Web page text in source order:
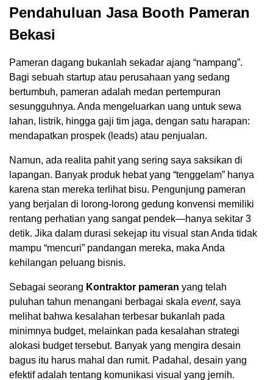
Pendahuluan Jasa Booth Pameran
Bekasi
Pameran dagang bukanlah sekadar ajang “nampang”.
Bagi sebuah startup atau perusahaan yang sedang
bertumbuh, pameran adalah medan pertempuran
sesungguhnya. Anda mengeluarkan uang untuk sewa
lahan, listrik, hingga gaji tim jaga, dengan satu harapan:
mendapatkan prospek (leads) atau penjualan.
Namun, ada realita pahit yang sering saya saksikan di
lapangan. Banyak produk hebat yang “tenggelam” hanya
karena stan mereka terlihat bisu. Pengunjung pameran
yang berjalan di lorong-lorong gedung konvensi memiliki
rentang perhatian yang sangat pendek—hanya sekitar 3
detik. Jika dalam durasi sekejap itu visual stan Anda tidak
mampu “mencuri” pandangan mereka, maka Anda
kehilangan peluang bisnis.
Sebagai seorang Kontraktor pameran yang telah
puluhan tahun menangani berbagai skala event, saya
melihat bahwa kesalahan terbesar bukanlah pada
minimnya budget, melainkan pada kesalahan strategi
alokasi budget tersebut. Banyak yang mengira desain
bagus itu harus mahal dan rumit. Padahal, desain yang
efektif adalah tentang komunikasi visual yang jernih.